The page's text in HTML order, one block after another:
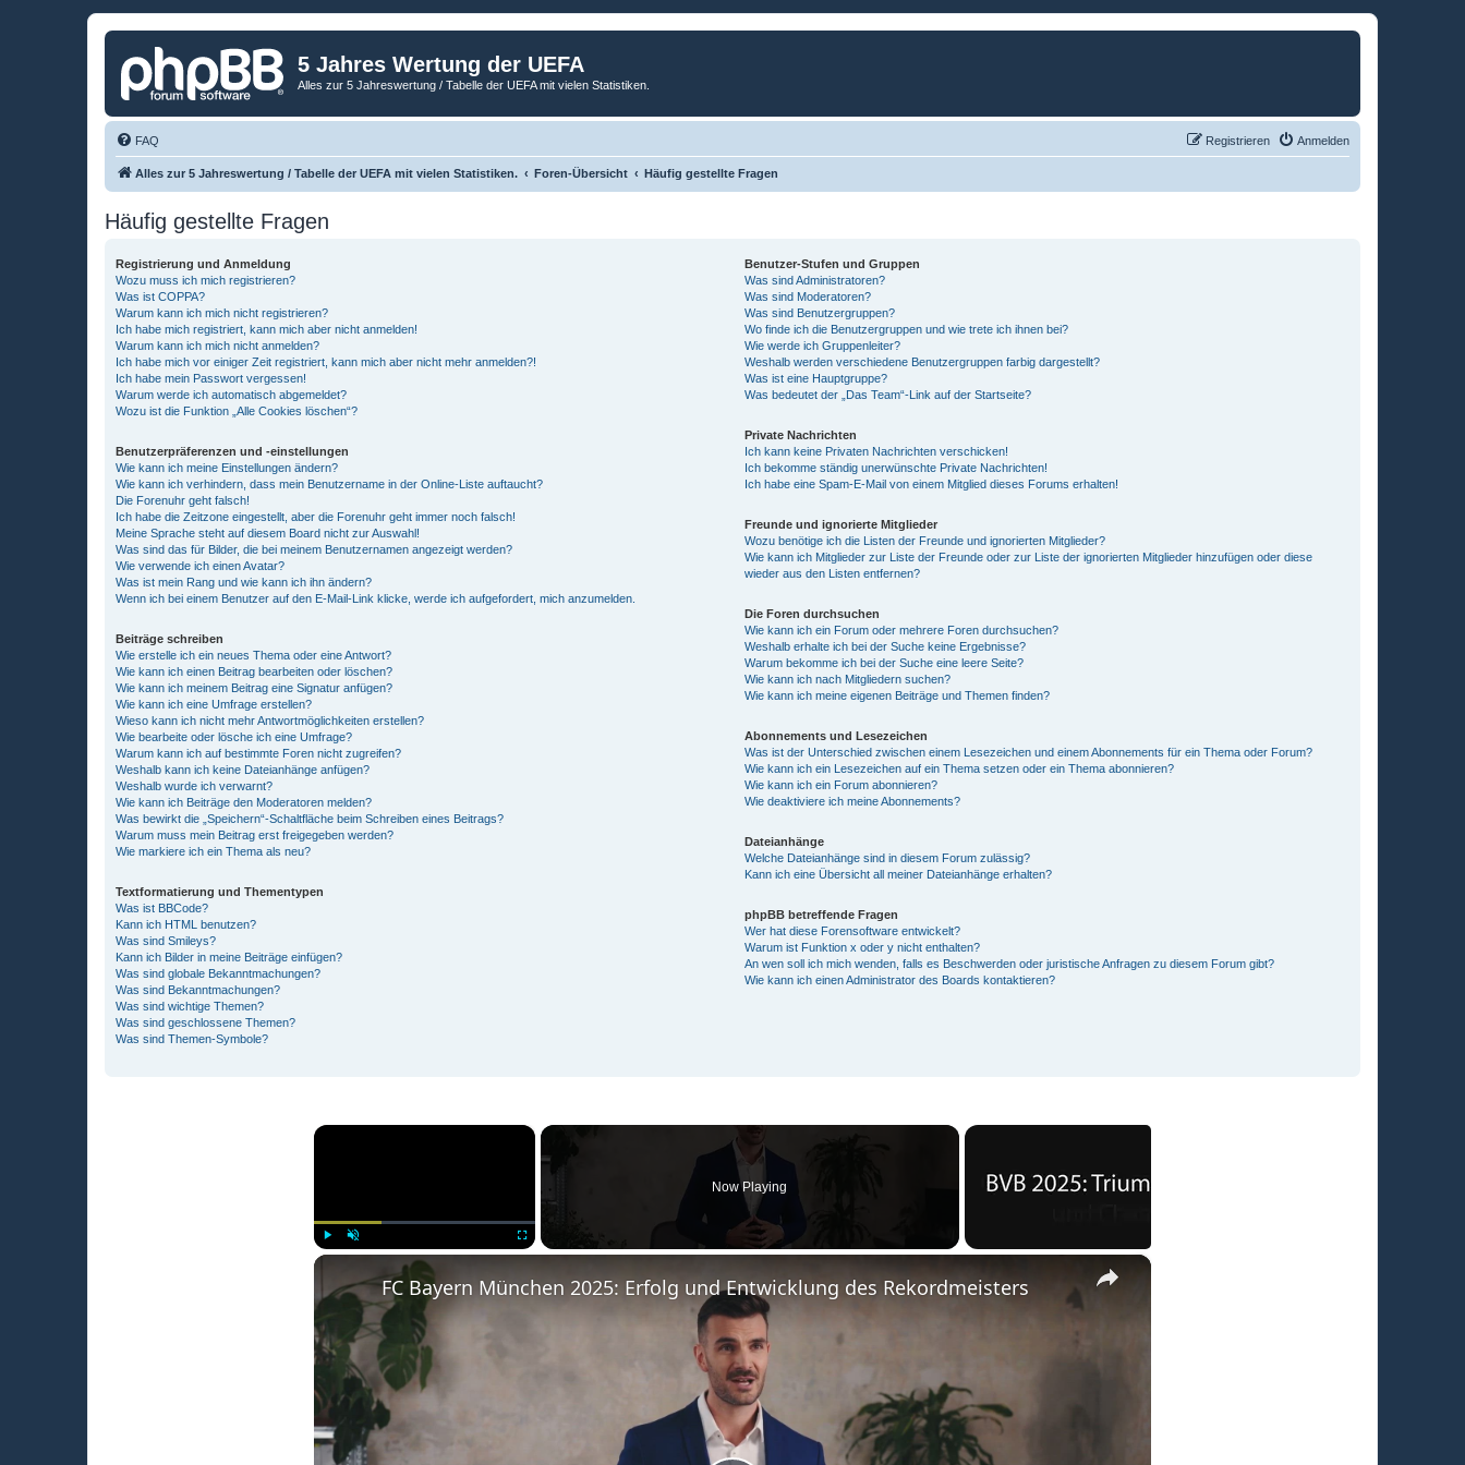
5 Jahres Wertung der UEFA
Alles zur 5 Jahreswertung / Tabelle der UEFA mit vielen Statistiken.
FAQ Anmelden
Registrieren
Alles zur 5 Jahreswertung / Tabelle der UEFA mit vielen Statistiken. Foren-Übersicht Häufig gestellte Fragen
Häufig gestellte Fragen
Registrierung und Anmeldung
Wozu muss ich mich registrieren?
Was ist COPPA?
Warum kann ich mich nicht registrieren?
Ich habe mich registriert, kann mich aber nicht anmelden!
Warum kann ich mich nicht anmelden?
Ich habe mich vor einiger Zeit registriert, kann mich aber nicht mehr anmelden?!
Ich habe mein Passwort vergessen!
Warum werde ich automatisch abgemeldet?
Wozu ist die Funktion „Alle Cookies löschen“?
Benutzerpräferenzen und -einstellungen
Wie kann ich meine Einstellungen ändern?
Wie kann ich verhindern, dass mein Benutzername in der Online-Liste auftaucht?
Die Forenuhr geht falsch!
Ich habe die Zeitzone eingestellt, aber die Forenuhr geht immer noch falsch!
Meine Sprache steht auf diesem Board nicht zur Auswahl!
Was sind das für Bilder, die bei meinem Benutzernamen angezeigt werden?
Wie verwende ich einen Avatar?
Was ist mein Rang und wie kann ich ihn ändern?
Wenn ich bei einem Benutzer auf den E-Mail-Link klicke, werde ich aufgefordert, mich anzumelden.
Beiträge schreiben
Wie erstelle ich ein neues Thema oder eine Antwort?
Wie kann ich einen Beitrag bearbeiten oder löschen?
Wie kann ich meinem Beitrag eine Signatur anfügen?
Wie kann ich eine Umfrage erstellen?
Wieso kann ich nicht mehr Antwortmöglichkeiten erstellen?
Wie bearbeite oder lösche ich eine Umfrage?
Warum kann ich auf bestimmte Foren nicht zugreifen?
Weshalb kann ich keine Dateianhänge anfügen?
Weshalb wurde ich verwarnt?
Wie kann ich Beiträge den Moderatoren melden?
Was bewirkt die „Speichern“-Schaltfläche beim Schreiben eines Beitrags?
Warum muss mein Beitrag erst freigegeben werden?
Wie markiere ich ein Thema als neu?
Textformatierung und Thementypen
Was ist BBCode?
Kann ich HTML benutzen?
Was sind Smileys?
Kann ich Bilder in meine Beiträge einfügen?
Was sind globale Bekanntmachungen?
Was sind Bekanntmachungen?
Was sind wichtige Themen?
Was sind geschlossene Themen?
Was sind Themen-Symbole?
Benutzer-Stufen und Gruppen
Was sind Administratoren?
Was sind Moderatoren?
Was sind Benutzergruppen?
Wo finde ich die Benutzergruppen und wie trete ich ihnen bei?
Wie werde ich Gruppenleiter?
Weshalb werden verschiedene Benutzergruppen farbig dargestellt?
Was ist eine Hauptgruppe?
Was bedeutet der „Das Team“-Link auf der Startseite?
Private Nachrichten
Ich kann keine Privaten Nachrichten verschicken!
Ich bekomme ständig unerwünschte Private Nachrichten!
Ich habe eine Spam-E-Mail von einem Mitglied dieses Forums erhalten!
Freunde und ignorierte Mitglieder
Wozu benötige ich die Listen der Freunde und ignorierten Mitglieder?
Wie kann ich Mitglieder zur Liste der Freunde oder zur Liste der ignorierten Mitglieder hinzufügen oder diese
wieder aus den Listen entfernen?
Die Foren durchsuchen
Wie kann ich ein Forum oder mehrere Foren durchsuchen?
Weshalb erhalte ich bei der Suche keine Ergebnisse?
Warum bekomme ich bei der Suche eine leere Seite?
Wie kann ich nach Mitgliedern suchen?
Wie kann ich meine eigenen Beiträge und Themen finden?
Abonnements und Lesezeichen
Was ist der Unterschied zwischen einem Lesezeichen und einem Abonnements für ein Thema oder Forum?
Wie kann ich ein Lesezeichen auf ein Thema setzen oder ein Thema abonnieren?
Wie kann ich ein Forum abonnieren?
Wie deaktiviere ich meine Abonnements?
Dateianhänge
Welche Dateianhänge sind in diesem Forum zulässig?
Kann ich eine Übersicht all meiner Dateianhänge erhalten?
phpBB betreffende Fragen
Wer hat diese Forensoftware entwickelt?
Warum ist Funktion x oder y nicht enthalten?
An wen soll ich mich wenden, falls es Beschwerden oder juristische Anfragen zu diesem Forum gibt?
Wie kann ich einen Administrator des Boards kontaktieren?
×
Now Playing
×
FC Bayern München 2025: Erfolg und Entwicklung des Rekordmeisters